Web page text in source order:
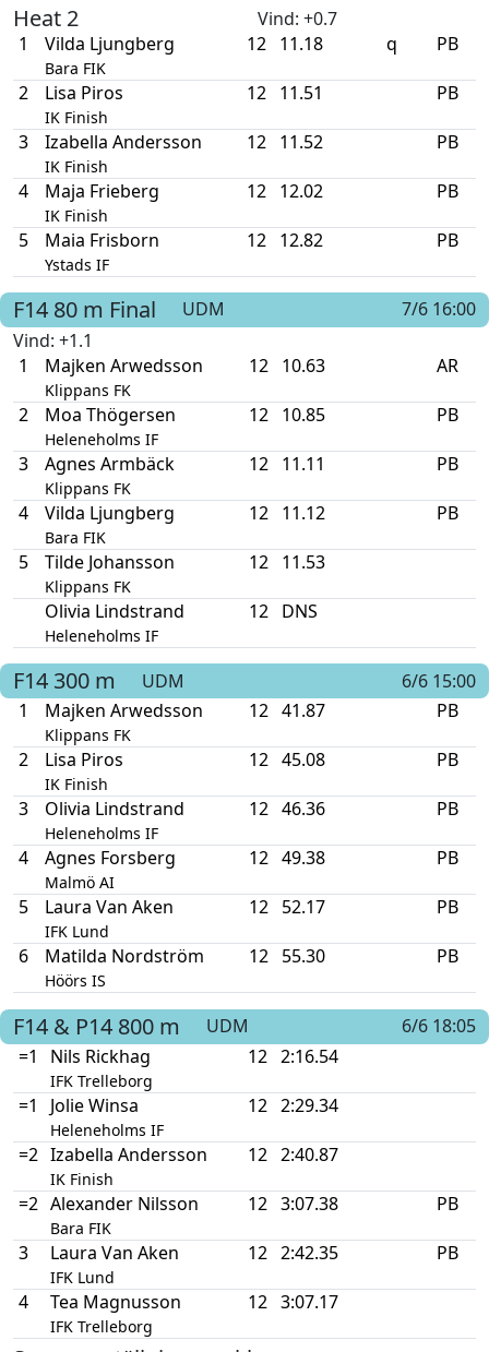
Heat 2 Vind: +0.7
1
Vilda Ljungberg
Bara FIK
12 11.18 q PB
2 Lisa Piros
IK Finish
12 11.51 PB
3 Izabella Andersson
IK Finish
12 11.52 PB
4 Maja Frieberg
IK Finish
12 12.02 PB
5 Maia Frisborn
Ystads IF
12 12.82 PB
F14 80 m Final UDM
7/6 16:00
Vind: +1.1
1
Majken Arwedsson
Klippans FK
12 10.63 AR
2 Moa Thögersen
Heleneholms IF
12 10.85 PB
3 Agnes Armbäck
Klippans FK
12 11.11 PB
4 Vilda Ljungberg
Bara FIK
12 11.12 PB
5 Tilde Johansson
Klippans FK
12 11.53
Olivia Lindstrand
Heleneholms IF
12 DNS
F14 300 m UDM
6/6 15:00
1
Majken Arwedsson
Klippans FK
12 41.87 PB
2 Lisa Piros
IK Finish
12 45.08 PB
3 Olivia Lindstrand
Heleneholms IF
12 46.36 PB
4 Agnes Forsberg
Malmö AI
12 49.38 PB
5 Laura Van Aken
IFK Lund
12 52.17 PB
6 Matilda Nordström
Höörs IS
12 55.30 PB
F14 & P14 800 m UDM
6/6 18:05
=1
Nils Rickhag
IFK Trelleborg
12 2:16.54
=1 Jolie Winsa
Heleneholms IF
12 2:29.34
=2 Izabella Andersson
IK Finish
12 2:40.87
=2 Alexander Nilsson
Bara FIK
12 3:07.38 PB
3 Laura Van Aken
IFK Lund
12 2:42.35 PB
4 Tea Magnusson
IFK Trelleborg
12 3:07.17